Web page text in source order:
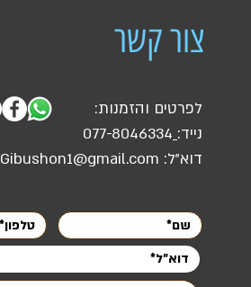
צור קשר
לפרטים והזמנות:
נייד: 077-8046334
דוא"ל: Gibushon1@gmail.com